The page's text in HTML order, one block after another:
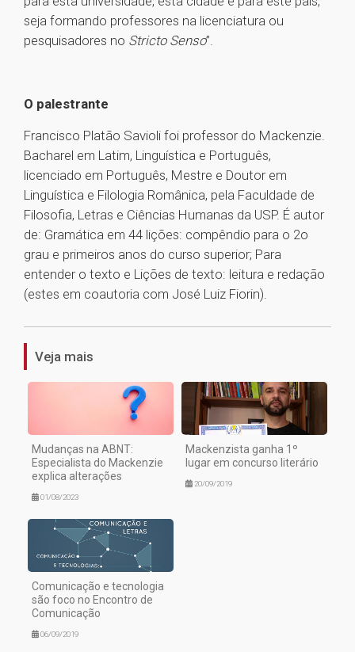
seja formando professores na licenciatura ou
pesquisadores no Stricto Senso”.
O palestrante
Francisco Platão Savioli foi professor do Mackenzie.
Bacharel em Latim, Linguística e Português,
licenciado em Português, Mestre e Doutor em
Linguística e Filologia Românica, pela Faculdade de
Filosofia, Letras e Ciências Humanas da USP. É autor
de: Gramática em 44 lições: compêndio para o 2o
grau e primeiros anos do curso superior; Para
entender o texto e Lições de texto: leitura e redação
(estes em coautoria com José Luiz Fiorin).
1
Veja mais
Mudanças na ABNT:
Especialista do Mackenzie
explica alterações
01/08/2023
Mackenzista ganha 1º
lugar em concurso literário
20/09/2019
Comunicação e tecnologia
são foco no Encontro de
Comunicação
06/09/2019